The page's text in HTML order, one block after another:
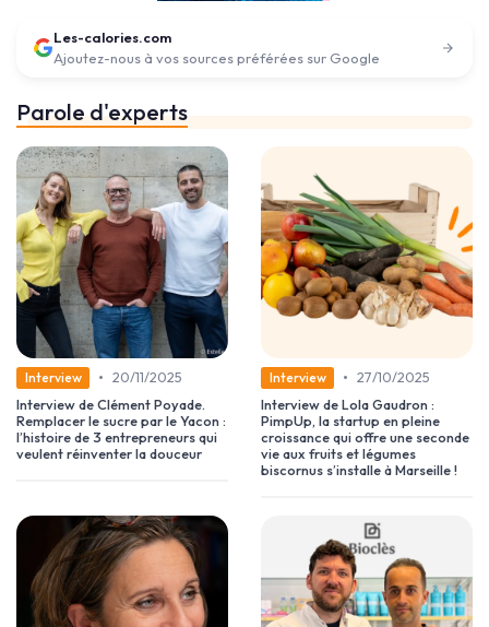
Les-calories.com
Ajoutez-nous à vos sources préférées sur Google
Parole d'experts
Interview • 20/11/2025
Interview de Clément Poyade.
Remplacer le sucre par le Yacon :
l’histoire de 3 entrepreneurs qui
veulent réinventer la douceur
Interview • 27/10/2025
Interview de Lola Gaudron :
PimpUp, la startup en pleine
croissance qui offre une seconde
vie aux fruits et légumes
biscornus s’installe à Marseille !